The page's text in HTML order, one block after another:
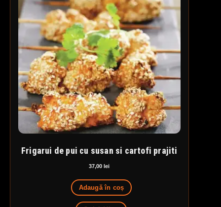
Frigarui de pui cu susan si cartofi prajiti
37,00lei
Adaugă în coș